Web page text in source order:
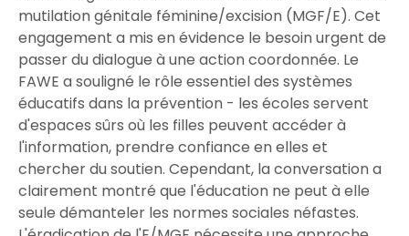
mutilation génitale féminine/excision (MGF/E). Cet
engagement a mis en évidence le besoin urgent de
passer du dialogue à une action coordonnée. Le
FAWE a souligné le rôle essentiel des systèmes
éducatifs dans la prévention - les écoles servent
d'espaces sûrs où les filles peuvent accéder à
l'information, prendre confiance en elles et
chercher du soutien. Cependant, la conversation a
clairement montré que l'éducation ne peut à elle
seule démanteler les normes sociales néfastes.